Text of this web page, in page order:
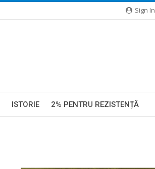
Sign In
ISTORIE 2% PENTRU REZISTENȚĂ